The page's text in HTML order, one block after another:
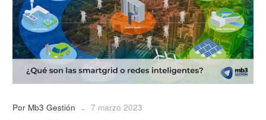
o
redes
inteligentes?
Por Mb3 Gestión - 7 marzo 2023